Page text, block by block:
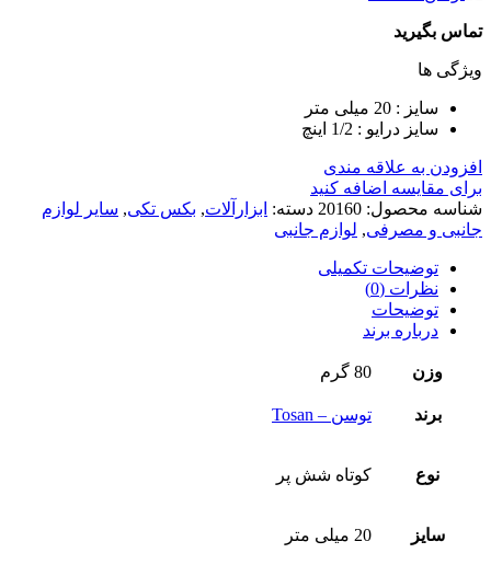
تماس بگیرید
ویژگی ها
سایز : 20 میلی متر
سایز درایو : 1/2 اینچ
افزودن به علاقه مندی
برای مقایسه اضافه کنید
شناسه محصول: 20160 دسته: ابزارآلات, بکس تکی, سایر لوازم
جانبی و مصرفی, لوازم جانبی
توضیحات تکمیلی
نظرات (0)
توضیحات
درباره برند
وزن 80 گرم
برند توسن – Tosan
نوع کوتاه شش پر
سایز 20 میلی متر